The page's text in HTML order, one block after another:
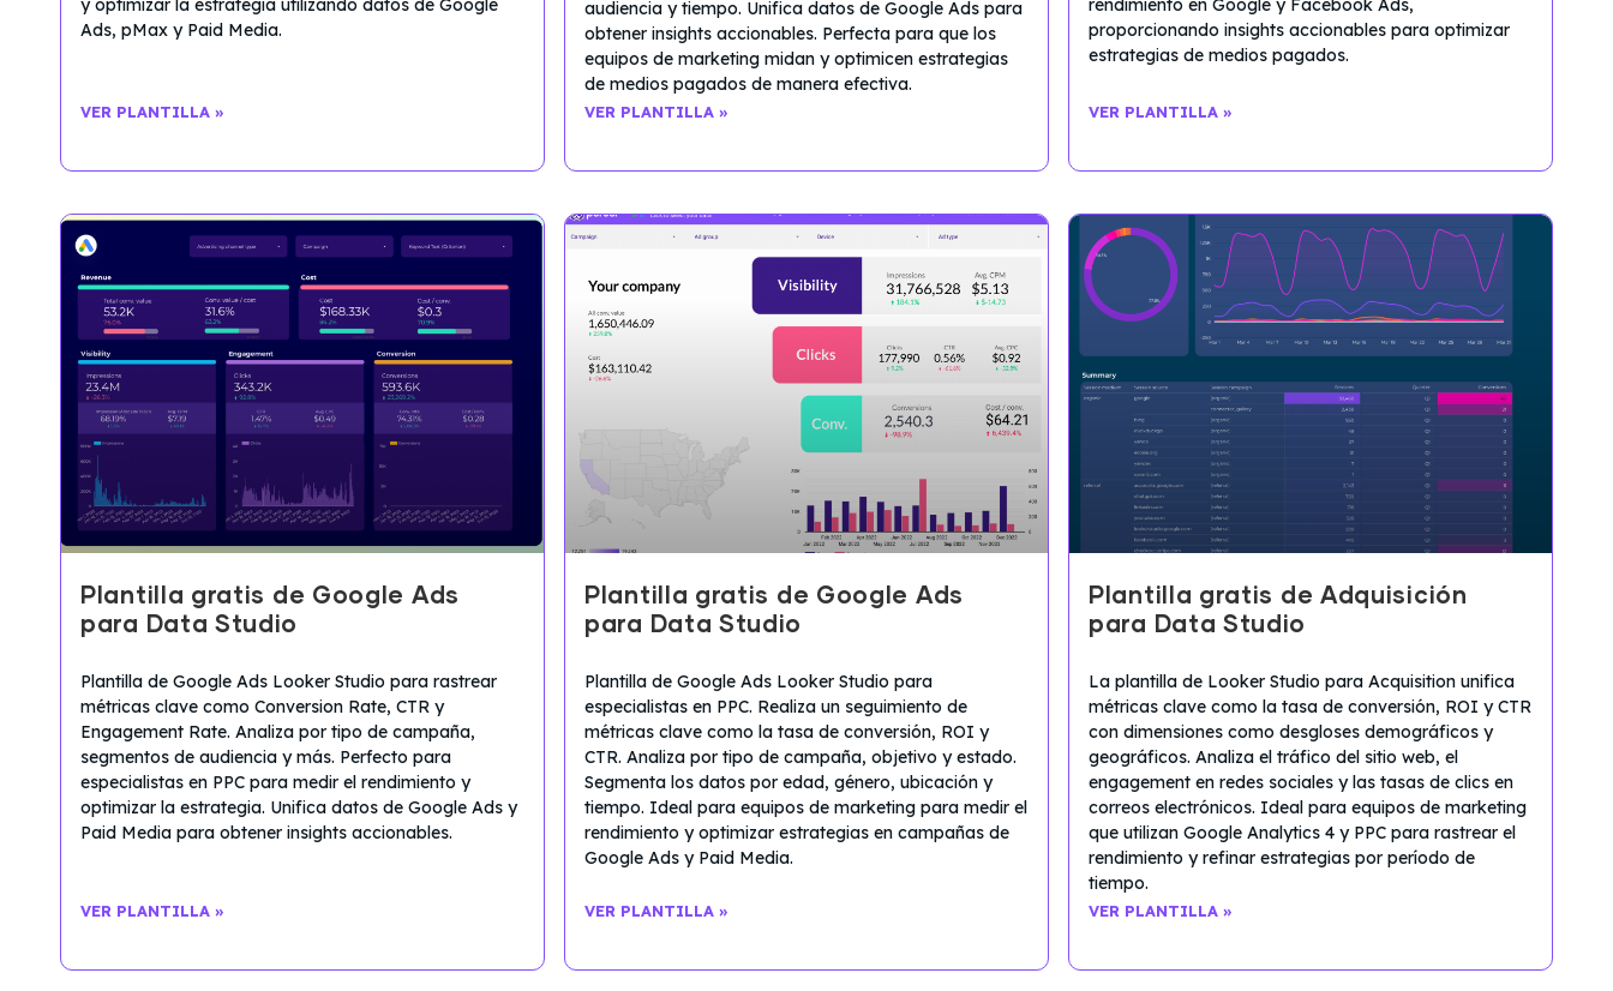
y optimizar la estrategia utilizando datos de Google
Ads, pMax y Paid Media.
VER PLANTILLA »
audiencia y tiempo. Unifica datos de Google Ads para
obtener insights accionables. Perfecta para que los
equipos de marketing midan y optimicen estrategias
de medios pagados de manera efectiva.
VER PLANTILLA »
rendimiento en Google y Facebook Ads,
proporcionando insights accionables para optimizar
estrategias de medios pagados.
VER PLANTILLA »
Plantilla gratis de Google Ads
para Data Studio
Plantilla de Google Ads Looker Studio para rastrear
métricas clave como Conversion Rate, CTR y
Engagement Rate. Analiza por tipo de campaña,
segmentos de audiencia y más. Perfecto para
especialistas en PPC para medir el rendimiento y
optimizar la estrategia. Unifica datos de Google Ads y
Paid Media para obtener insights accionables.
VER PLANTILLA »
Plantilla gratis de Google Ads
para Data Studio
Plantilla de Google Ads Looker Studio para
especialistas en PPC. Realiza un seguimiento de
métricas clave como la tasa de conversión, ROI y
CTR. Analiza por tipo de campaña, objetivo y estado.
Segmenta los datos por edad, género, ubicación y
tiempo. Ideal para equipos de marketing para medir el
rendimiento y optimizar estrategias en campañas de
Google Ads y Paid Media.
VER PLANTILLA »
Plantilla gratis de Adquisición
para Data Studio
La plantilla de Looker Studio para Acquisition unifica
métricas clave como la tasa de conversión, ROI y CTR
con dimensiones como desgloses demográficos y
geográficos. Analiza el tráfico del sitio web, el
engagement en redes sociales y las tasas de clics en
correos electrónicos. Ideal para equipos de marketing
que utilizan Google Analytics 4 y PPC para rastrear el
rendimiento y refinar estrategias por período de
tiempo.
VER PLANTILLA »